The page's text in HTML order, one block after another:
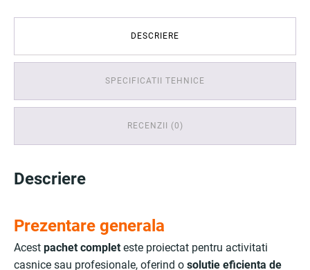
DESCRIERE
SPECIFICATII TEHNICE
RECENZII (0)
Descriere
Prezentare generala
Acest pachet complet este proiectat pentru activitati
casnice sau profesionale, oferind o solutie eficienta de